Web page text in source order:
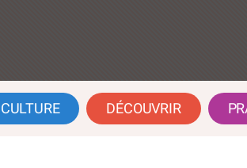
DÉCOUVRIR